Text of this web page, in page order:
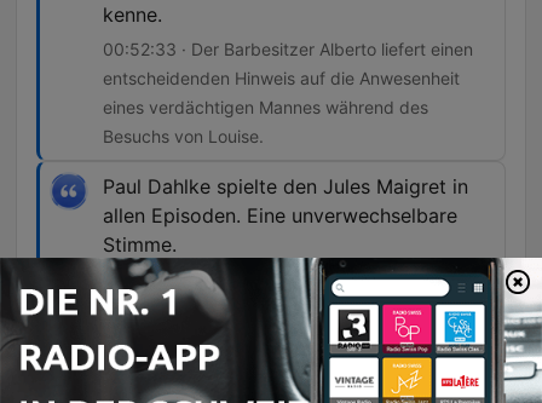
kenne.
00:52:33 · Der Barbesitzer Alberto liefert einen
entscheidenden Hinweis auf die Anwesenheit
eines verdächtigen Mannes während des
Besuchs von Louise.
Paul Dahlke spielte den Jules Maigret in
allen Episoden. Eine unverwechselbare
Stimme.
01:00:09 · Der Sprecher würdigt die
schauspielerische Leistung von Paul Dahlke in
der Maigret-Serie.
Genau, unsere gepfiffene Kein Mucks